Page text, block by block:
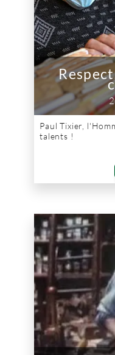
Paul Tixier,
talents !